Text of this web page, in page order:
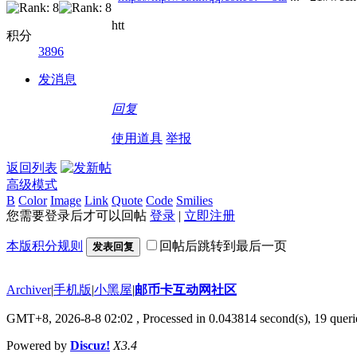
积分
3896
发消息
htt
回复
使用道具 举报
返回列表
高级模式
B Color Image Link Quote Code Smilies
您需要登录后才可以回帖 登录 | 立即注册
本版积分规则 发表回复 回帖后跳转到最后一页
Archiver|手机版|小黑屋|邮币卡互动网社区
GMT+8, 2026-8-8 02:02 , Processed in 0.043814 second(s), 19
Powered by Discuz! X3.4